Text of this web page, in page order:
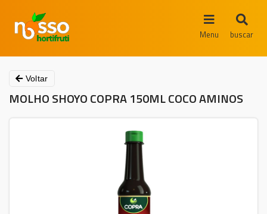
Menu buscar
Voltar
MOLHO SHOYO COPRA 150ML COCO AMINOS